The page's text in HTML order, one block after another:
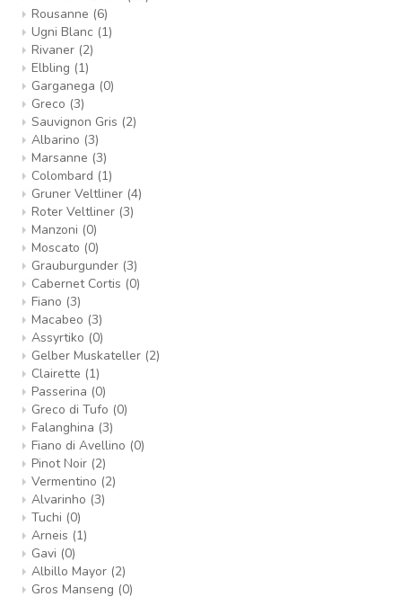
Rousanne (6)
Ugni Blanc (1)
Rivaner (2)
Elbling (1)
Garganega (0)
Greco (3)
Sauvignon Gris (2)
Albarino (3)
Marsanne (3)
Colombard (1)
Gruner Veltliner (4)
Roter Veltliner (3)
Manzoni (0)
Moscato (0)
Grauburgunder (3)
Cabernet Cortis (0)
Fiano (3)
Macabeo (3)
Assyrtiko (0)
Gelber Muskateller (2)
Clairette (1)
Passerina (0)
Greco di Tufo (0)
Falanghina (3)
Fiano di Avellino (0)
Pinot Noir (2)
Vermentino (2)
Alvarinho (3)
Tuchi (0)
Arneis (1)
Gavi (0)
Albillo Mayor (2)
Gros Manseng (0)